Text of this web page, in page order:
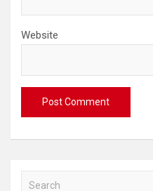
Website